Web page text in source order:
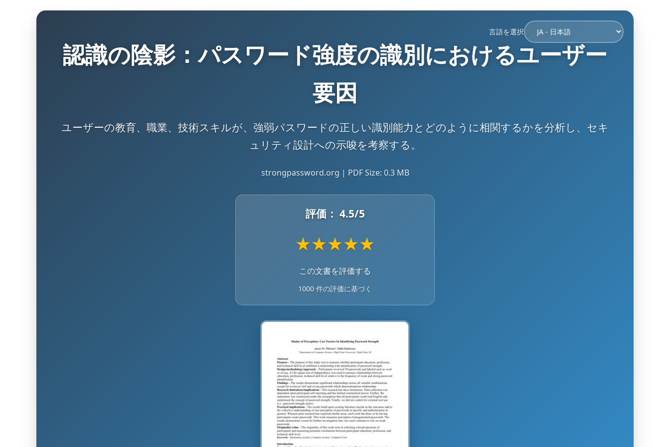
言語を選択
認識の陰影：パスワード強度の識別におけるユーザー
要因
ユーザーの教育、職業、技術スキルが、強弱パスワードの正しい識別能力とどのように相関するかを分析し、セキ
ュリティ設計への示唆を考察する。
strongpassword.org | PDF Size: 0.3 MB
評価： 4.5/5
★★★★★
この文書を評価する
1000 件の評価に基づく